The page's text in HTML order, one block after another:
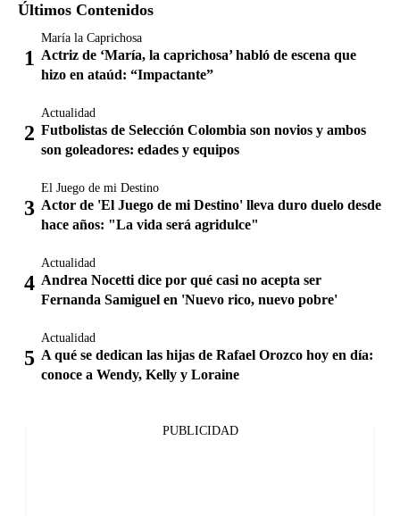
Últimos Contenidos
María la Caprichosa
Actriz de ‘María, la caprichosa’ habló de escena que
hizo en ataúd: “Impactante”
Actualidad
Futbolistas de Selección Colombia son novios y ambos
son goleadores: edades y equipos
El Juego de mi Destino
Actor de 'El Juego de mi Destino' lleva duro duelo desde
hace años: "La vida será agridulce"
Actualidad
Andrea Nocetti dice por qué casi no acepta ser
Fernanda Samiguel en 'Nuevo rico, nuevo pobre'
Actualidad
A qué se dedican las hijas de Rafael Orozco hoy en día:
conoce a Wendy, Kelly y Loraine
PUBLICIDAD